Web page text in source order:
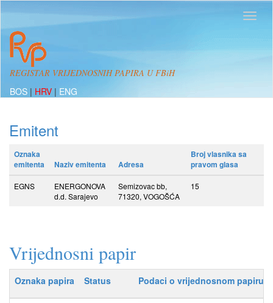
REGISTAR VRIJEDNOSNIH PAPIRA U FBiH
BOS | HRV | ENG
Emitent
Oznaka
emitenta
Naziv emitenta Adresa
Broj vlasnika sa
pravom glasa
EGNS
ENERGONOVA
d.d. Sarajevo
Semizovac bb,
71320, VOGOŠĆA
15
Vrijednosni papir
Oznaka papira Status Podaci o vrijednosnom papiru